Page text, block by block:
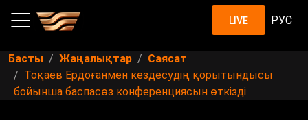
LIVE РУС
Басты Жаңалықтар
Саясат
Тоқаев Ердоғанмен кездесудің қорытындысы
бойынша баспасөз конференциясын өткізді